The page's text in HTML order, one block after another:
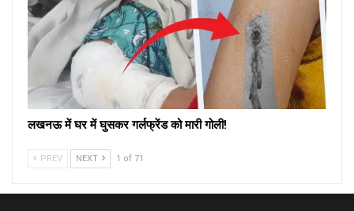
लखनऊ में घर में घुसकर गर्लफ्रेंड को मारी गोली!
PREV NEXT 1 of 71